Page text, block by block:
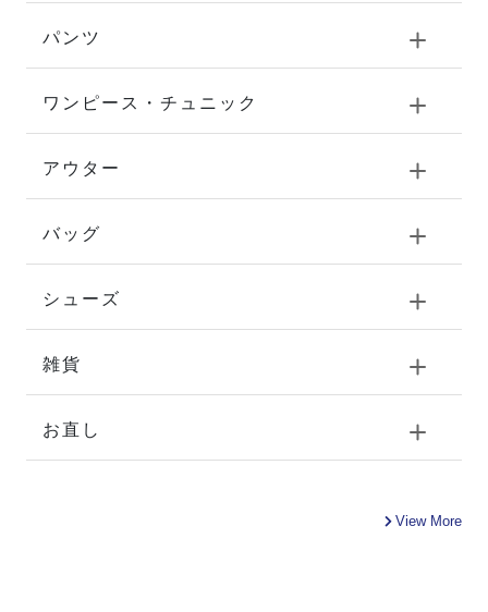
パンツ
ワンピース・チュニック
アウター
バッグ
シューズ
雑貨
お直し
View More